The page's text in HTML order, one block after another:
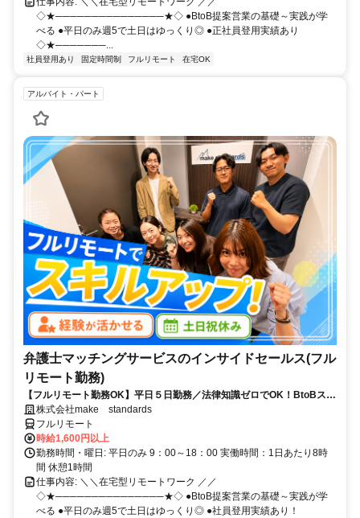
◇★───────────────★◇ ●BtoB提案営業の基礎～実践が学
べる ●平日のみ週5で土日はゆっくり◎ ●正社員登用実績あり
◇★───────...
社員登用あり 固定時間制 フルリモート 在宅OK
アルバイト・パート
弁護士マッチングサービスのインサイドセールス(フル
リモート勤務)
【フルリモート勤務OK】平日５日勤務／法律知識ゼロでOK！BtoBスキ
ルが身につく営業職
株式会社make standards
フルリモート
時給1,600円以上
勤務時間・曜日: 平日のみ 9：00～18：00 実働時間：1日あたり8時
間 休憩1時間
仕事内容: ＼＼在宅型リモートワーク ／／
◇★───────────────★◇ ●BtoB提案営業の基礎～実践が学
べる ●平日のみ週5で土日はゆっくり◎ ●社員登用実績あり！